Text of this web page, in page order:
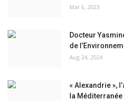
Mar 6, 2023
Docteur
de
Aug 24, 2024
« Alexandrie »,
la Méditerranée